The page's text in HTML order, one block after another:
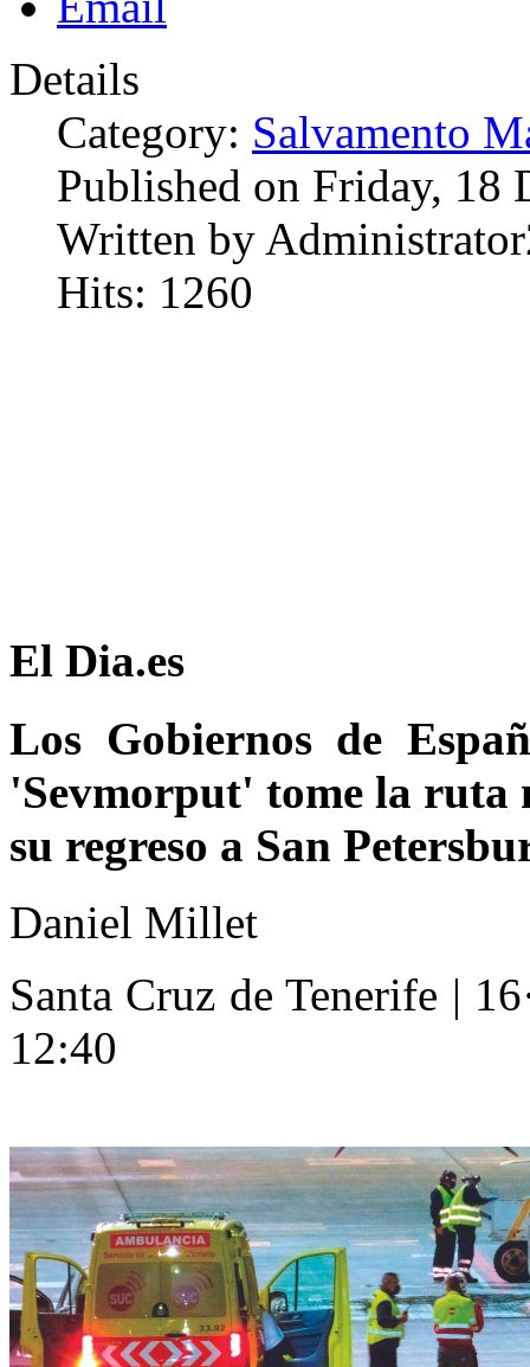
Details
Category: Salvamento
Published on Friday, 18
Written by
Hits: 1260
El Dia.es
Los Gobiernos de
'Sevmorput' tome la ruta
su regreso a San
Daniel Millet
Santa Cruz de Tenerife |
12:40